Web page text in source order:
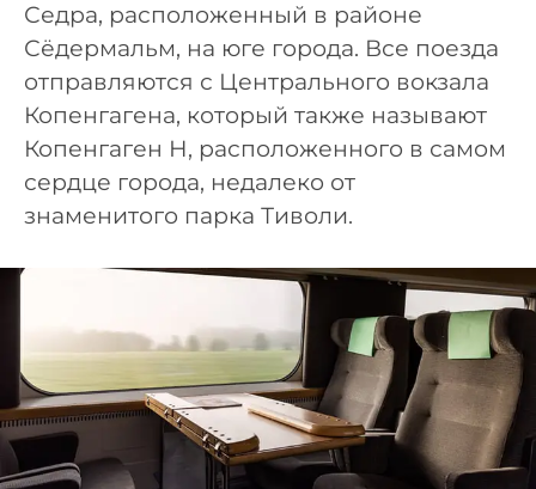
Седра, расположенный в районе
Сёдермальм, на юге города. Все поезда
отправляются с Центрального вокзала
Копенгагена, который также называют
Копенгаген Н, расположенного в самом
сердце города, недалеко от
знаменитого парка Тиволи.